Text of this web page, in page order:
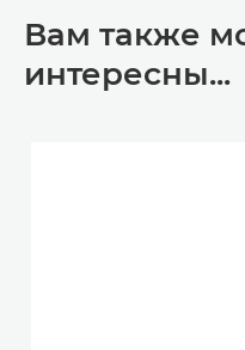
Вам также
интересны...